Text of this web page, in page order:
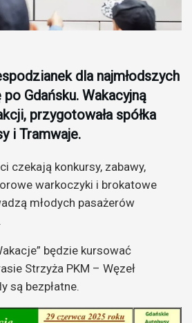
dla najmłodszych
Gdańsku. Wakacyjną
przygotowała spółka
i Tramwaje.
czekają konkursy, zabawy,
warkoczyki i brokatowe
młodych pasażerów
będzie kursować
Strzyża PKM – Węzeł
są bezpłatne.